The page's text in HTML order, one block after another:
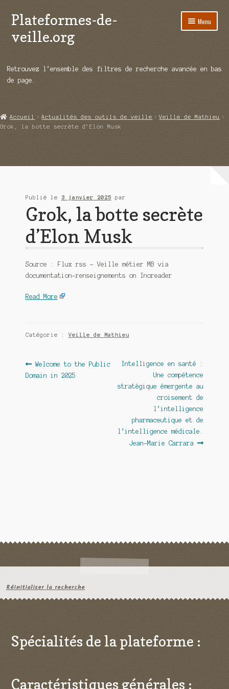
Aller
à
la
Aller
au
contenu
Plateformes-de-
veille.org
Menu
Répertoire d’ouitils
Démos vidéos
Retrouvez l’ensemble des filtres de recherche avancée en bas
de page.
Accueil Actualités des outils de veille
Veille de Mathieu
Grok, la botte secrète d’Elon Musk
Publié le 3 janvier 2025 par
Grok, la botte secrète
d’Elon Musk
Source : Flux rss – Veille métier MB via
documentation-renseignements on Inoreader
Read More
Catégorie :Veille de Mathieu
Navigation
de
Article
précédent :
Welcome to the Public
Domain in 2025
Article
Intelligence en santé :
Une compétence
stratégique émergente au
croisement de
l’intelligence
pharmaceutique et de
l’intelligence médicale.
Jean-Marie Carrara
Réinitialiser la recherche
Spécialités de la plateforme :
Caractéristiques générales :